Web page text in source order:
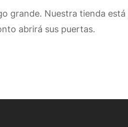
grande. Nuestra tienda está
abrirá sus puertas.